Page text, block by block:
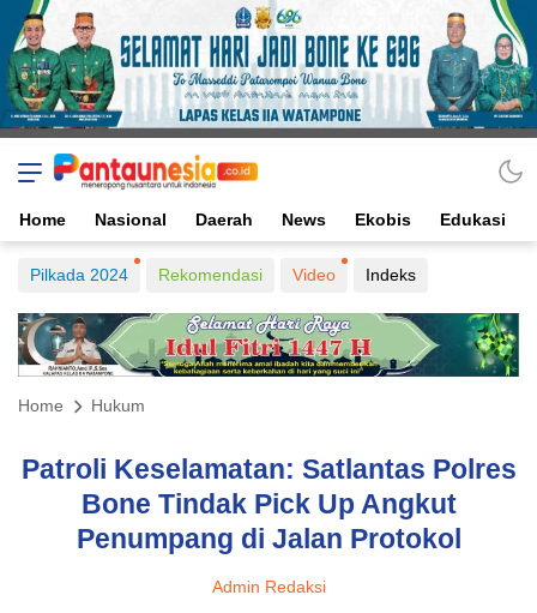
Home Nasional Daerah News Ekobis Edukasi
Pilkada 2024 Rekomendasi Video Indeks
Home Hukum
Patroli Keselamatan: Satlantas Polres
Bone Tindak Pick Up Angkut
Penumpang di Jalan Protokol
Admin Redaksi